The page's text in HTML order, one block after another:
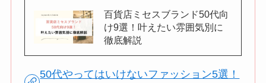
百貨店ミセスブランド50代向
け9選！叶えたい雰囲気別に
徹底解説
50代やってはいけないファッション5選！